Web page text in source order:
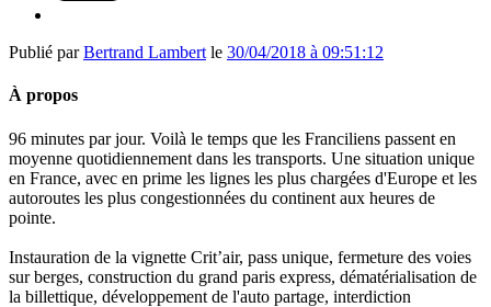
Publié parBertrand Lambert le 30/04/2018 à 09:51:12
À propos
96 minutes par jour. Voilà le temps que les Franciliens passent en
moyenne quotidiennement dans les transports. Une situation unique
en France, avec en prime les lignes les plus chargées d'Europe et les
autoroutes les plus congestionnées du continent aux heures de
pointe.
Instauration de la vignette Crit’air, pass unique, fermeture des voies
sur berges, construction du grand paris express, dématérialisation de
la billettique, développement de l'auto partage, interdiction